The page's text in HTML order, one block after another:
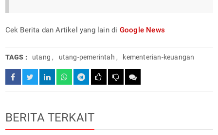
Cek Berita dan Artikel yang lain di Google News
TAGS : utang , utang-pemerintah , kementerian-keuangan
BERITA TERKAIT